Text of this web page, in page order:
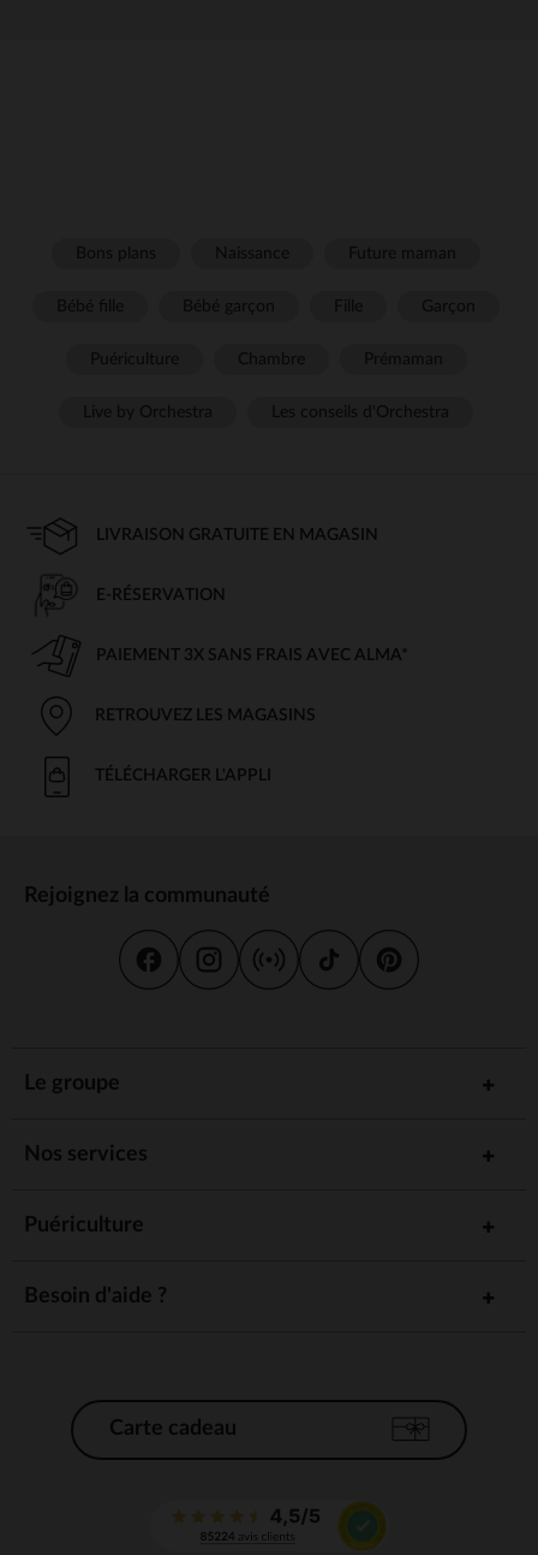
LIVRAISON GRATUITE EN MAGASIN
E-RÉSERVATION
PAIEMENT 3X SANS FRAIS AVEC ALMA*
RETROUVEZ LES MAGASINS
TÉLÉCHARGER L'APPLI
Rejoignez la communauté
Le groupe
Nos services
Puériculture
Besoin d'aide ?
Carte cadeau